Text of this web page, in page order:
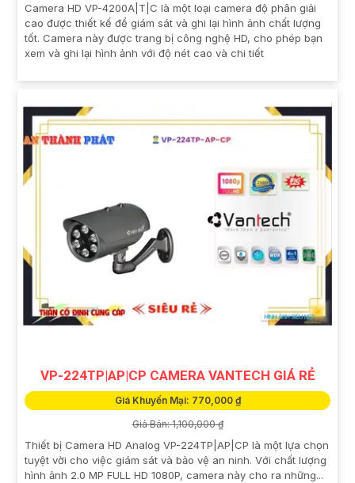
Camera HD VP-4200A|T|C là một loại camera độ phân giải
cao được thiết kế để giám sát và ghi lại hình ảnh chất lượng
tốt. Camera này được trang bị công nghệ HD, cho phép bạn
xem và ghi lại hình ảnh với độ nét cao và chi tiết
VP-224TP|AP|CP CAMERA VANTECH GIÁ RẺ
Giá Khuyến Mại: 770,000 ₫
Giá Bán: 1,100,000 ₫
Thiết bị Camera HD Analog VP-224TP|AP|CP là một lựa chọn
tuyệt vời cho việc giám sát và bảo vệ an ninh. Với chất lượng
hình ảnh 2.0 MP FULL HD 1080P, camera này cho ra những...